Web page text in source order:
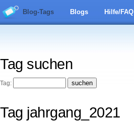
Blog-Tags Blogs Hilfe/FAQ
Tag suchen
Tag:
Tag jahrgang_2021